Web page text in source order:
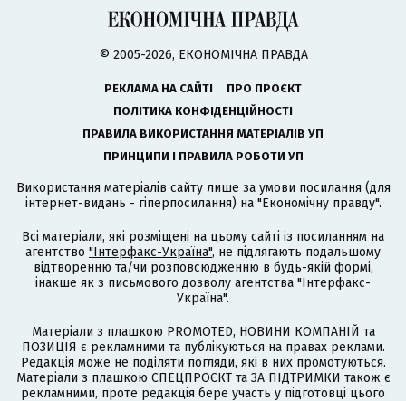
© 2005-2026, ЕКОНОМІЧНА ПРАВДА
РЕКЛАМА НА САЙТІ
ПРО ПРОЄКТ
ПОЛІТИКА КОНФІДЕНЦІЙНОСТІ
ПРАВИЛА ВИКОРИСТАННЯ МАТЕРІАЛІВ УП
ПРИНЦИПИ І ПРАВИЛА РОБОТИ УП
Використання матеріалів сайту лише за умови посилання (для
інтернет-видань - гіперпосилання) на "Економічну правду".
Всі матеріали, які розміщені на цьому сайті із посиланням на
агентство "Інтерфакс-Україна", не підлягають подальшому
відтворенню та/чи розповсюдженню в будь-якій формі,
інакше як з письмового дозволу агентства "Інтерфакс-
Україна".
Матеріали з плашкою PROMOTED, НОВИНИ КОМПАНІЙ та
ПОЗИЦІЯ є рекламними та публікуються на правах реклами.
Редакція може не поділяти погляди, які в них промотуються.
Матеріали з плашкою СПЕЦПРОЄКТ та ЗА ПІДТРИМКИ також є
рекламними, проте редакція бере участь у підготовці цього